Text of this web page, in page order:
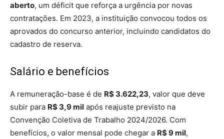
aberto, um déficit que reforça a urgência por novas
contratações. Em 2023, a instituição convocou todos os
aprovados do concurso anterior, incluindo candidatos do
cadastro de reserva.
Salário e benefícios
A remuneração-base é de R$ 3.622,23, valor que deve
subir para R$ 3,9 mil após reajuste previsto na
Convenção Coletiva de Trabalho 2024/2026. Com
benefícios, o valor mensal pode chegar a R$ 9 mil,